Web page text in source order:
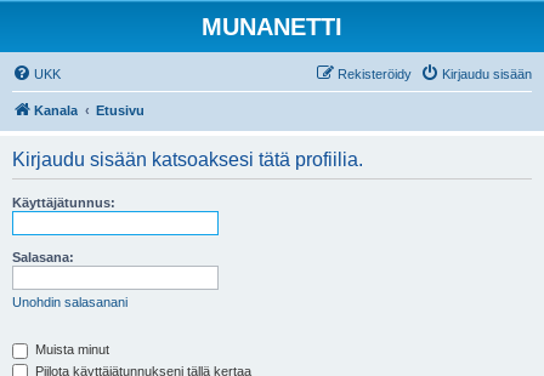
MUNANETTI
UKK Kirjaudu sisään
Rekisteröidy
Kanala Etusivu
Kirjaudu sisään katsoaksesi tätä profiilia.
Käyttäjätunnus:
Salasana:
Unohdin salasanani
Muista minut
Piilota käyttäjätunnukseni tällä kertaa